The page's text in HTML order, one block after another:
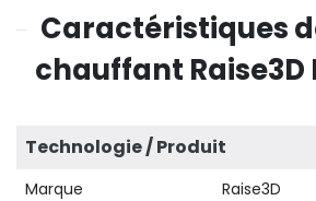
Caractéristiques
chauffant Raise3D
Technologie / Produit
Marque
Raise3D